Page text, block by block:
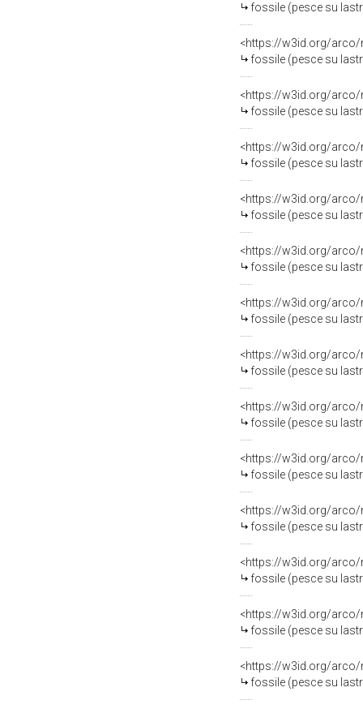
fossile (pesce su
<https://w3id.org/arco/
fossile (pesce su
<https://w3id.org/arco/
fossile (pesce su
<https://w3id.org/arco/
fossile (pesce su
<https://w3id.org/arco/
fossile (pesce su
<https://w3id.org/arco/
fossile (pesce su
<https://w3id.org/arco/
fossile (pesce su
<https://w3id.org/arco/
fossile (pesce su
<https://w3id.org/arco/
fossile (pesce su
<https://w3id.org/arco/
fossile (pesce su
<https://w3id.org/arco/
fossile (pesce su
<https://w3id.org/arco/
fossile (pesce su
<https://w3id.org/arco/
fossile (pesce su
<https://w3id.org/arco/
fossile (pesce su